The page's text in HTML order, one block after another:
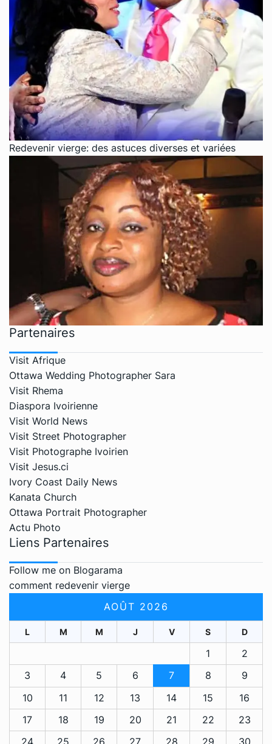
Redevenir vierge: des astuces diverses et variées
Partenaires
Visit Afrique
Ottawa Wedding Photographer Sara
Visit Rhema
Diaspora Ivoirienne
Visit World News
Visit Street Photographer
Visit Photographe Ivoirien
Visit Jesus.ci
Ivory Coast Daily News
Kanata Church
Ottawa Portrait Photographer
Actu Photo
Liens Partenaires
Follow me on Blogarama
comment redevenir vierge
AOÛT 2026
L M M J V S D
1
2
3
4 5 6 7 8
9
10
11 12 13 14 15
16
17
18 19 20 21 22
23
24
25 26 27 28 29
30